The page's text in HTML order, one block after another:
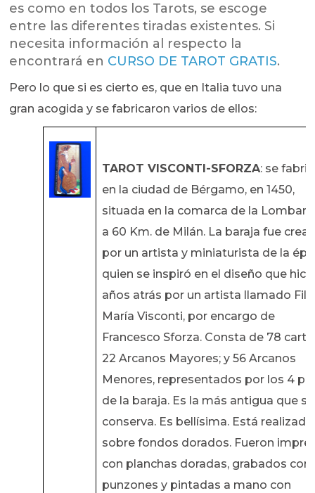
es como en todos los Tarots, se escoge
entre las diferentes tiradas existentes. Si
necesita información al respecto la
encontrará en CURSO DE TAROT GRATIS.
Pero lo que si es cierto es, que en Italia tuvo una
gran acogida y se fabricaron varios de ellos:
TAROT VISCONTI-SFORZA: se
en la ciudad de Bérgamo, en 1450,
situada en la comarca de la
a 60 Km. de Milán. La baraja fue
por un artista y miniaturista de la
quien se inspiró en el diseño que
años atrás por un artista llamado
María Visconti, por encargo de
Francesco Sforza. Consta de 78
22 Arcanos Mayores; y 56 Arcanos
Menores, representados por los 4
de la baraja. Es la más antigua que se
conserva. Es bellísima. Está realizada
sobre fondos dorados. Fueron
con planchas doradas, grabados con
punzones y pintadas a mano con